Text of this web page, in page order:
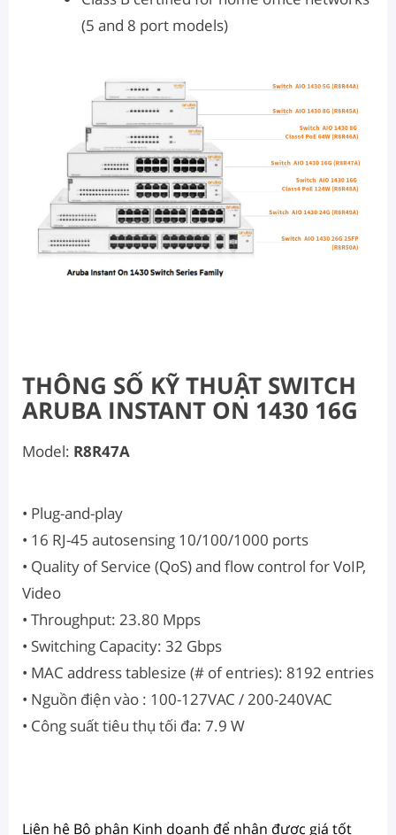
(5 and 8 port models)
THÔNG SỐ KỸ THUẬT SWITCH
ARUBA INSTANT ON 1430 16G
Model: R8R47A
• Plug-and-play
• 16 RJ-45 autosensing 10/100/1000 ports
• Quality of Service (QoS) and flow control for VoIP,
Video
• Throughput: 23.80 Mpps
• Switching Capacity: 32 Gbps
• MAC address tablesize (# of entries): 8192 entries
• Nguồn điện vào : 100-127VAC / 200-240VAC
• Công suất tiêu thụ tối đa: 7.9 W
Liên hệ Bộ phận Kinh doanh để nhận được giá tốt